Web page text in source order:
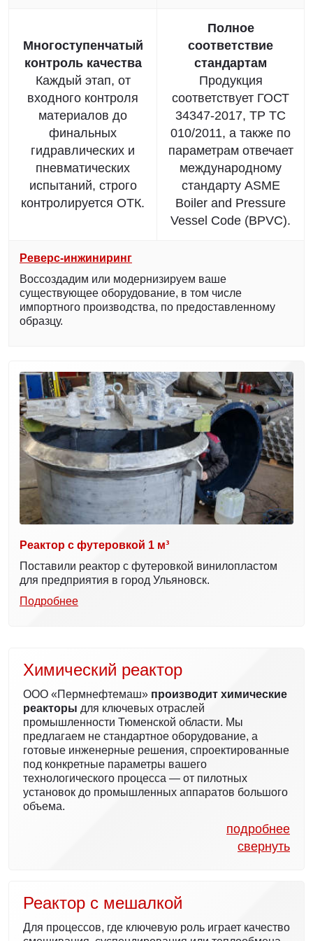
Многоступенчатый
контроль качества
Каждый этап, от
входного контроля
материалов до
финальных
гидравлических и
пневматических
испытаний, строго
контролируется ОТК.
Полное
соответствие
стандартам
Продукция
соответствует ГОСТ
34347-2017, ТР ТС
010/2011, а также по
параметрам отвечает
международному
стандарту ASME
Boiler and Pressure
Vessel Code (BPVC).
Реверс-инжиниринг
Воссоздадим или модернизируем ваше
существующее оборудование, в том числе
импортного производства, по предоставленному
образцу.
Реактор с футеровкой 1 м³
Поставили реактор с футеровкой винилопластом
для предприятия в город Ульяновск.
Подробнее
Химический реактор
ООО «Пермнефтемаш» производит химические
реакторы для ключевых отраслей
промышленности Тюменской области. Мы
предлагаем не стандартное оборудование, а
готовые инженерные решения, спроектированные
под конкретные параметры вашего
технологического процесса — от пилотных
установок до промышленных аппаратов большого
объема.
Купить химический реактор от
Надежность и долговечность.
используем только сертифицированные
подробнее
свернуть
Реактор с мешалкой
Для процессов, где ключевую роль играет качество